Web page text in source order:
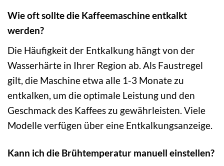
Wie oft sollte die Kaffeemaschine entkalkt
werden?
Die Häufigkeit der Entkalkung hängt von der
Wasserhärte in Ihrer Region ab. Als Faustregel
gilt, die Maschine etwa alle 1-3 Monate zu
entkalken, um die optimale Leistung und den
Geschmack des Kaffees zu gewährleisten. Viele
Modelle verfügen über eine Entkalkungsanzeige.
Kann ich die Brühtemperatur manuell einstellen?